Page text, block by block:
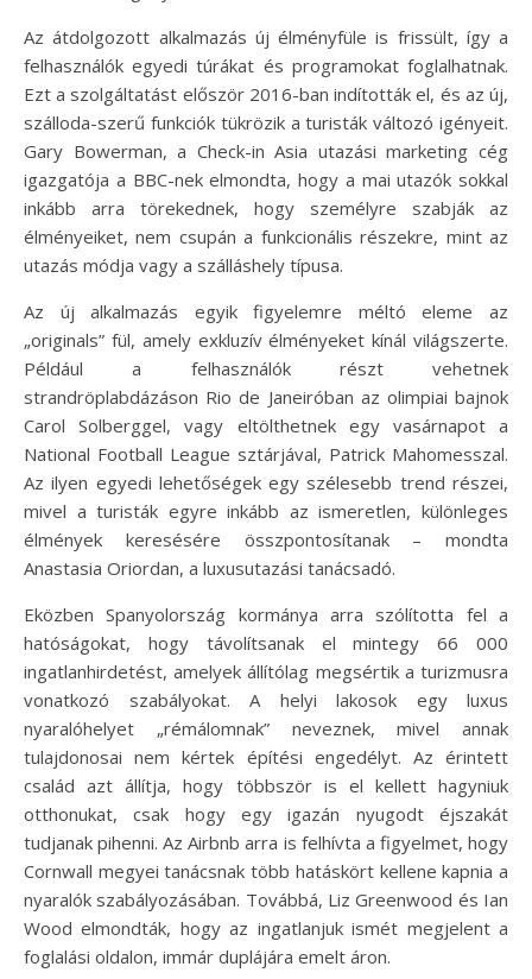
Az átdolgozott alkalmazás új élményfüle is frissült, így a
felhasználók egyedi túrákat és programokat foglalhatnak.
Ezt a szolgáltatást először 2016-ban indították el, és az új,
szálloda-szerű funkciók tükrözik a turisták változó igényeit.
Gary Bowerman, a Check-in Asia utazási marketing cég
igazgatója a BBC-nek elmondta, hogy a mai utazók sokkal
inkább arra törekednek, hogy személyre szabják az
élményeiket, nem csupán a funkcionális részekre, mint az
utazás módja vagy a szálláshely típusa.
Az új alkalmazás egyik figyelemre méltó eleme az
„originals” fül, amely exkluzív élményeket kínál világszerte.
Például a felhasználók részt vehetnek
strandröplabdázáson Rio de Janeiróban az olimpiai bajnok
Carol Solberggel, vagy eltölthetnek egy vasárnapot a
National Football League sztárjával, Patrick Mahomesszal.
Az ilyen egyedi lehetőségek egy szélesebb trend részei,
mivel a turisták egyre inkább az ismeretlen, különleges
élmények keresésére összpontosítanak – mondta
Anastasia Oriordan, a luxusutazási tanácsadó.
Eközben Spanyolország kormánya arra szólította fel a
hatóságokat, hogy távolítsanak el mintegy 66 000
ingatlanhirdetést, amelyek állítólag megsértik a turizmusra
vonatkozó szabályokat. A helyi lakosok egy luxus
nyaralóhelyet „rémálomnak” neveznek, mivel annak
tulajdonosai nem kértek építési engedélyt. Az érintett
család azt állítja, hogy többször is el kellett hagyniuk
otthonukat, csak hogy egy igazán nyugodt éjszakát
tudjanak pihenni. Az Airbnb arra is felhívta a figyelmet, hogy
Cornwall megyei tanácsnak több hatáskört kellene kapnia a
nyaralók szabályozásában. Továbbá, Liz Greenwood és Ian
Wood elmondták, hogy az ingatlanjuk ismét megjelent a
foglalási oldalon, immár duplájára emelt áron.